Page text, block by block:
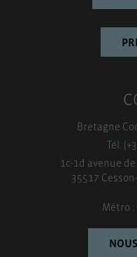
Bretagne
Tél.
1c-1d avenue
35517
Métro